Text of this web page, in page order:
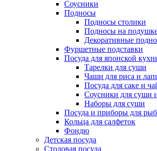
Соусники
Подносы
Подносы столики
Подносы на
Декоративные
Фуршетные подставки
Посуда для японской
Тарелки для суши
Чаши для риса и
Посуда для саке и
Соусники для суши
Наборы для суши
Посуда и приборы для
Кольца для салфеток
Фондю
Детская посуда
Столовая посуда